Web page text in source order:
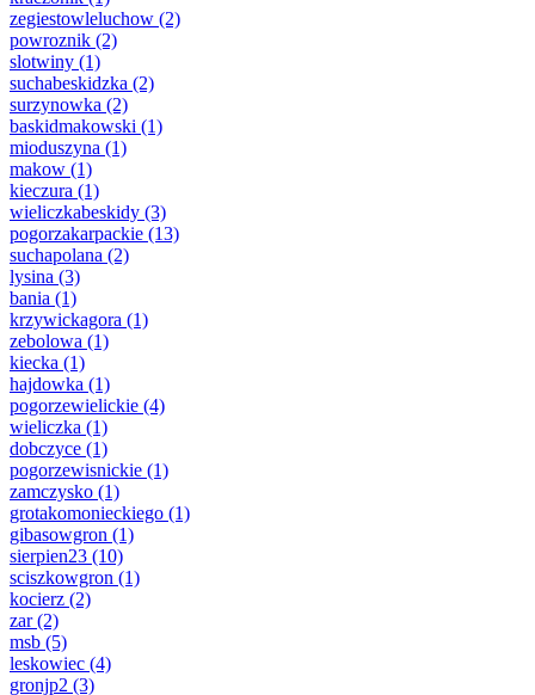
zegiestowleluchow (2)
powroznik (2)
slotwiny (1)
suchabeskidzka (2)
surzynowka (2)
baskidmakowski (1)
mioduszyna (1)
makow (1)
kieczura (1)
wieliczkabeskidy (3)
pogorzakarpackie (13)
suchapolana (2)
lysina (3)
bania (1)
krzywickagora (1)
zebolowa (1)
kiecka (1)
hajdowka (1)
pogorzewielickie (4)
wieliczka (1)
dobczyce (1)
pogorzewisnickie (1)
zamczysko (1)
grotakomonieckiego (1)
gibasowgron (1)
sierpien23 (10)
sciszkowgron (1)
kocierz (2)
zar(2)
msb (5)
leskowiec (4)
gronjp2 (3)